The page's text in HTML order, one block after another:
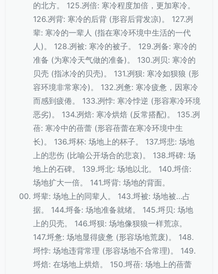
的北方。 125.冽倍: 寒冷程度加倍，更加寒冷。
126.冽背: 寒冷的后背 (形容后背发凉)。 127.冽
辈: 寒冷的一辈人 (指在寒冷环境中生活的一代
人)。 128.冽被: 寒冷的被子。 129.冽备: 寒冷的
准备 (为寒冷天气做的准备)。 130.冽贝: 寒冷的
贝壳 (指冰冷的贝壳)。 131.冽狈: 寒冷如狈狼 (形
容环境非常寒冷)。 132.冽惫: 寒冷疲惫，因寒冷
而感到疲倦。 133.冽悖: 寒冷悖逆 (形容寒冷环境
恶劣)。 134.冽焙: 寒冷烘焙 (反常搭配)。 135.冽
蓓: 寒冷中的蓓蕾 (形容蓓蕾在寒冷环境中生
长)。 136.埒杯: 场地上的杯子。 137.埒悲: 场地
上的悲伤 (比喻公开场合的悲哀)。 138.埒碑: 场
地上的石碑。 139.埒北: 场地以北。 140.埒倍:
场地扩大一倍。 141.埒背: 场地的背面。
埒辈: 场地上的同辈人。 143.埒被: 场地被…占
据。 144.埒备: 场地准备就绪。 145.埒贝: 场地
上的贝壳。 146.埒狈: 场地像狈狼一样荒凉。
147.埒惫: 场地显得疲惫 (形容场地荒废)。 148.
埒悖: 场地违背常理 (形容场地不合常理)。 149.
埒焙: 在场地上烘焙。 150.埒蓓: 场地上的蓓蕾